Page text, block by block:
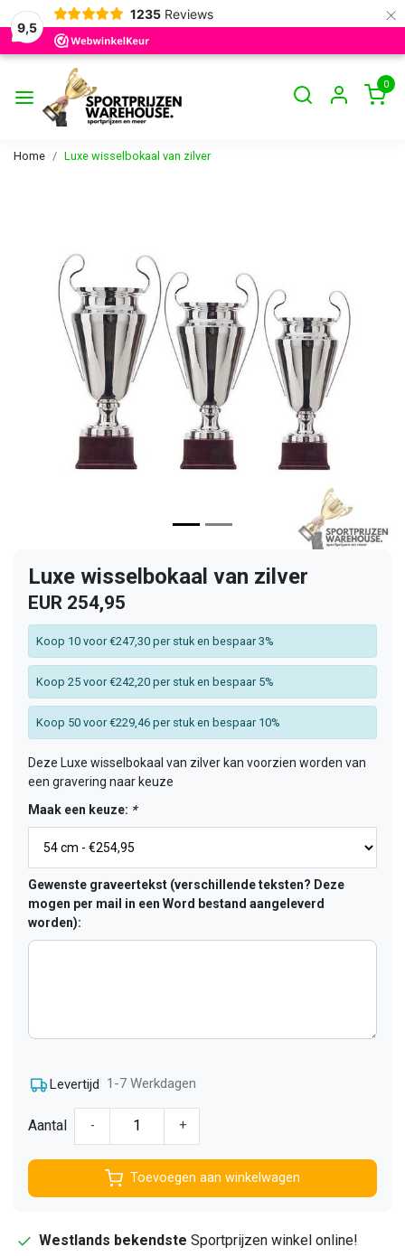
9,5
1235 Reviews ×
0
Home Luxe wisselbokaal van zilver
Vorige
Luxe wisselbokaal van zilver
EUR 254,95
Koop 10 voor €247,30 per stuk en bespaar 3%
Koop 25 voor €242,20 per stuk en bespaar 5%
Koop 50 voor €229,46 per stuk en bespaar 10%
Deze Luxe wisselbokaal van zilver kan voorzien worden van
een gravering naar keuze
Maak een keuze: *
Gewenste graveertekst (verschillende teksten? Deze
mogen per mail in een Word bestand aangeleverd
worden):
Levertijd 1-7 Werkdagen
Aantal - +
Toevoegen aan winkelwagen
Westlands bekendste Sportprijzen winkel online!